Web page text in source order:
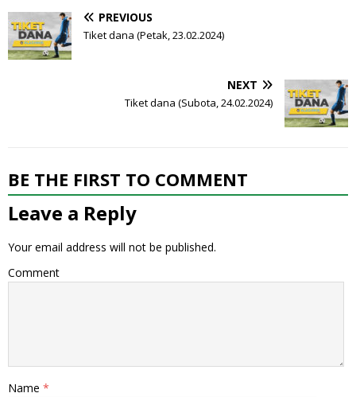
PREVIOUS
Tiket dana (Petak, 23.02.2024)
NEXT
Tiket dana (Subota, 24.02.2024)
BE THE FIRST TO COMMENT
Leave a Reply
Your email address will not be published.
Comment
Name *